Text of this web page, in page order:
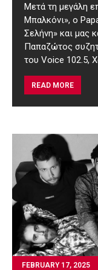
Μετά τη μεγάλη
Μπαλκόνι», ο
Σελήνη» και μας
Παπαζώτος
του Voice 102.5,
READ MORE
FEBRUARY 17, 2025